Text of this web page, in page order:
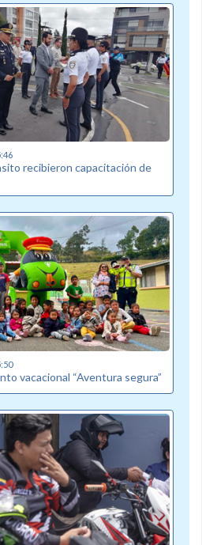
recibieron capacitación de
vacacional “Aventura segura”